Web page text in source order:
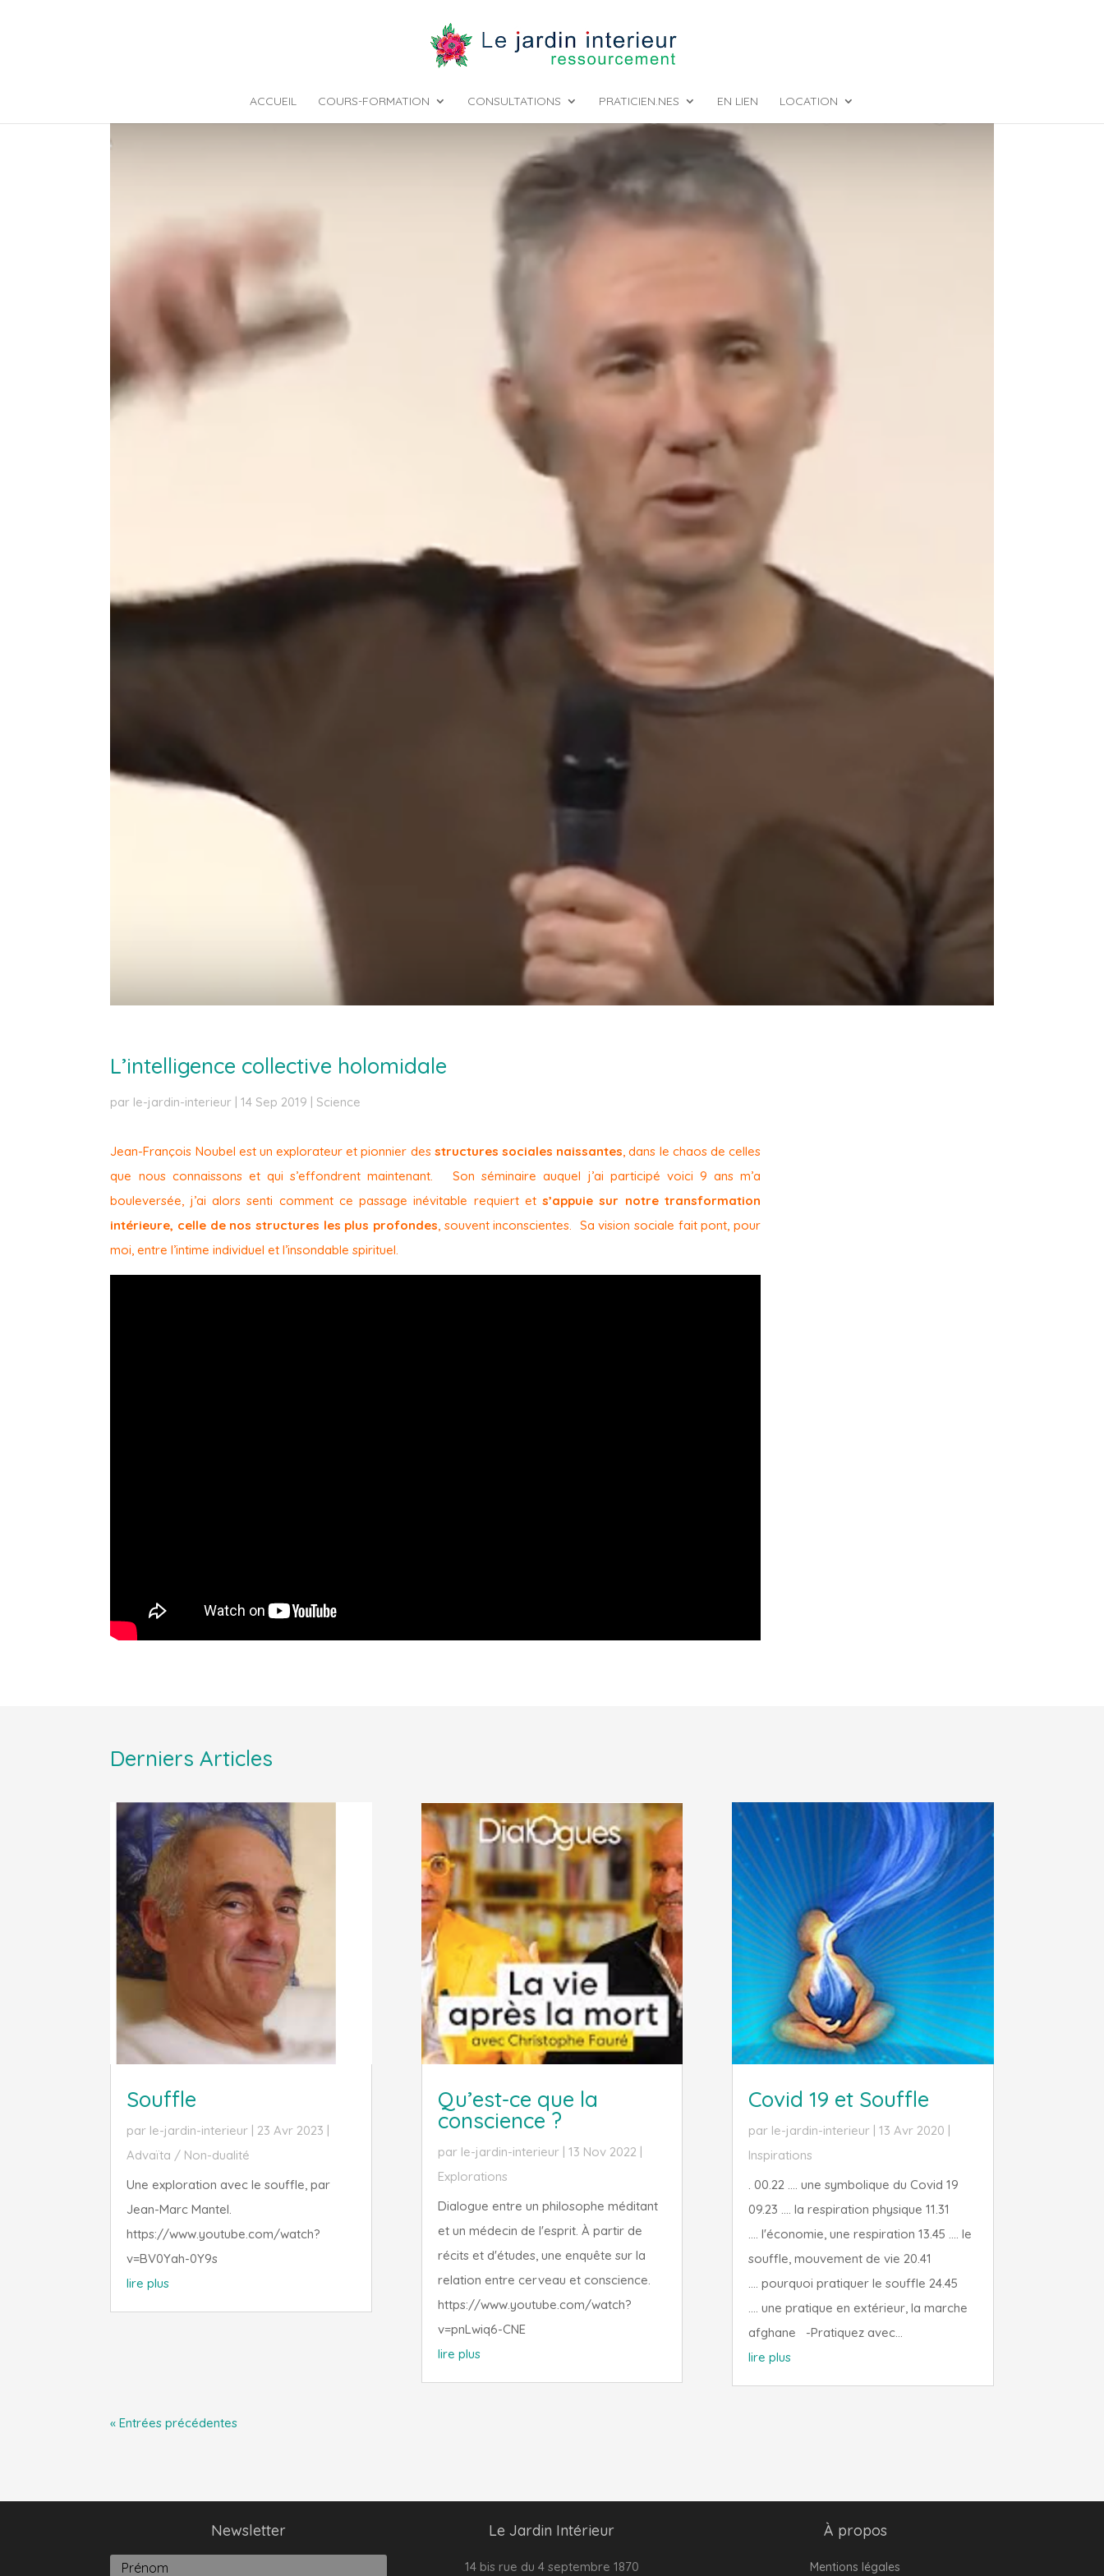
ACCUEIL COURS-FORMATION CONSULTATIONS PRATICIEN.NES EN LIEN LOCATION
L’intelligence collective holomidale
par le-jardin-interieur |14 Sep 2019 | Science
Jean-François Noubel est un explorateur et pionnier des structures sociales naissantes , dans le chaos de celles
que nous connaissons et qui s’effondrent maintenant. Son séminaire auquel j’ai participé voici 9 ans m’a
bouleversée, j’ai alors senti comment ce passage inévitable requiert ets’appuie sur notre transformation
intérieure, celle de nos structures les plus profondes , souvent inconscientes. Sa vision sociale fait pont, pour
moi, entre l’intime individuel et l’insondable spirituel.
Derniers Articles
Souffle
par le-jardin-interieur | 23 Avr 2023 |
Advaïta / Non-dualité
Une exploration avec le souffle, par
Jean-Marc Mantel.
https://www.youtube.com/watch?
v=BV0Yah-0Y9s
lire plus
Qu’est-ce que la
conscience ?
par le-jardin-interieur| 13 Nov 2022 |
Explorations
Dialogue entre un philosophe méditant
et un médecin de l'esprit. À partir de
récits et d'études, une enquête sur la
relation entre cerveau et conscience.
https://www.youtube.com/watch?
v=pnLwiq6-CNE
lire plus
Covid 19 et Souffle
par le-jardin-interieur| 13 Avr 2020 |
Inspirations
. 00.22 .... une symbolique du Covid 19
09.23 .... la respiration physique 11.31
.... l'économie, une respiration 13.45 .... le
souffle, mouvement de vie 20.41
.... pourquoi pratiquer le souffle 24.45
.... une pratique en extérieur, la marche
afghane -Pratiquez avec...
lire plus
« Entrées précédentes
Newsletter Le Jardin Intérieur
14 bis rue du 4 septembre 1870
À propos
Mentions légales